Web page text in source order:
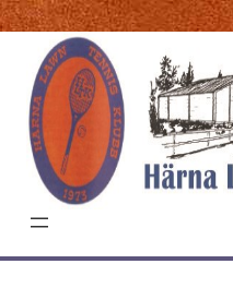
Hoppa
till